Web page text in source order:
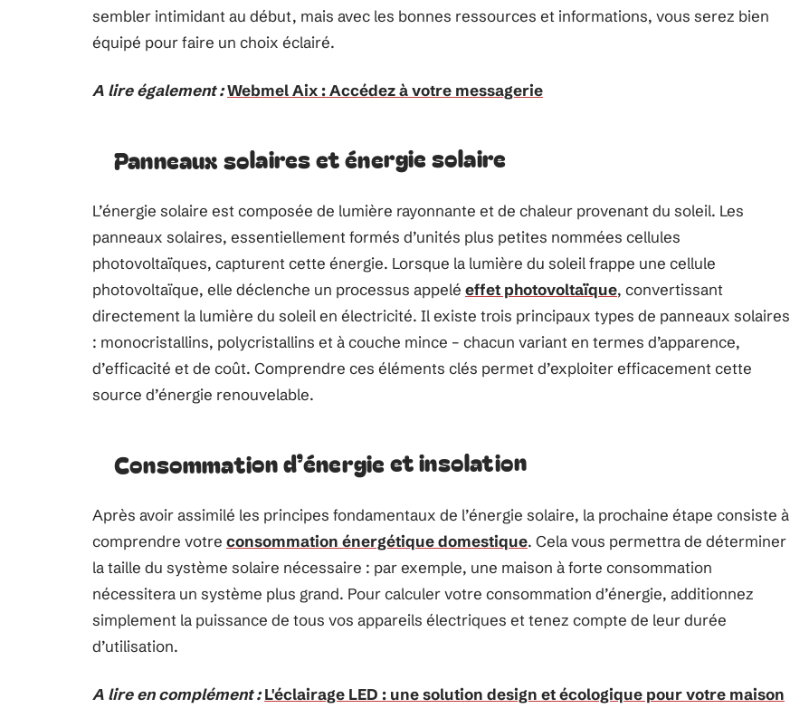
sembler intimidant au début, mais avec les bonnes ressources et informations, vous serez bien
équipé pour faire un choix éclairé.
A lire également :Webmel Aix : Accédez à votre messagerie
Panneaux solaires et énergie solaire
L’énergie solaire est composée de lumière rayonnante et de chaleur provenant du soleil. Les
panneaux solaires, essentiellement formés d’unités plus petites nommées cellules
photovoltaïques, capturent cette énergie. Lorsque la lumière du soleil frappe une cellule
photovoltaïque, elle déclenche un processus appelé effet photovoltaïque, convertissant
directement la lumière du soleil en électricité. Il existe trois principaux types de panneaux solaires
: monocristallins, polycristallins et à couche mince – chacun variant en termes d’apparence,
d’efficacité et de coût. Comprendre ces éléments clés permet d’exploiter efficacement cette
source d’énergie renouvelable.
Consommation d’énergie et insolation
Après avoir assimilé les principes fondamentaux de l’énergie solaire, la prochaine étape consiste à
comprendre votre consommation énergétique domestique. Cela vous permettra de déterminer
la taille du système solaire nécessaire : par exemple, une maison à forte consommation
nécessitera un système plus grand. Pour calculer votre consommation d’énergie, additionnez
simplement la puissance de tous vos appareils électriques et tenez compte de leur durée
d’utilisation.
A lire en complément : L'éclairage LED : une solution design et écologique pour votre maison